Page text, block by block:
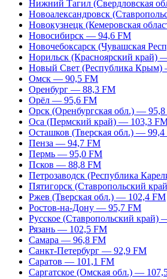
Нижний Тагил (Свердловская
Новоалександровск
Новокузнецк (Кемеровская
Новосибирск — 94,6 FM
Новочебоксарск (Чувашская
Норильск (Красноярский край)
Новый Свет (Республика Крым)
Омск — 90,5 FM
Оренбург — 88,3 FM
Орёл — 95,6 FM
Орск (Оренбургская обл.) —
Оса (Пермский край) — 103,3
Осташков (Тверская обл.) —
Пенза — 94,7 FM
Пермь — 95,0 FM
Псков — 88,8 FM
Петрозаводск (Республика
Пятигорск (Ставропольский
Ржев (Тверская обл.) — 102,4 FM
Ростов-на-Дону — 95,7 FM
Русское (Ставропольский край)
Рязань — 102,5 FM
Самара — 96,8 FM
Санкт-Петербург — 92,9 FM
Саратов — 101,1 FM
Саргатское (Омская обл.) —